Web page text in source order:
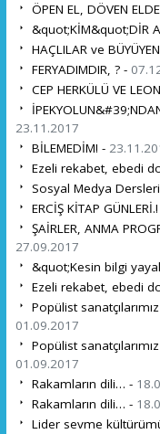
ÖPEN EL, DÖVEN
&quot;KİM&quot;DİR
HAÇLILAR ve
FERYADIMDIR, ? -
CEP HERKÜLÜ VE
23.11.2017
BİLEMEDİM! -
Ezeli rekabet, ebedi
Sosyal Medya
ERCİŞ KİTAP
ŞAİRLER, ANMA
27.09.2017
&quot;Kesin bilgi
Ezeli rekabet, ebedi
Popülist
01.09.2017
Popülist
01.09.2017
Rakamların dili… -
Rakamların dili… -
Lider sevme